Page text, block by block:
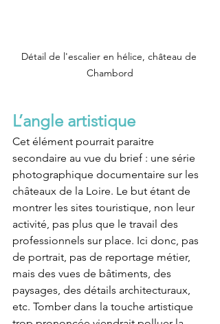
Détail de l'escalier en hélice, château de
Chambord
L’angle artistique
Cet élément pourrait paraitre
secondaire au vue du brief : une série
photographique documentaire sur les
châteaux de la Loire. Le but étant de
montrer les sites touristique, non leur
activité, pas plus que le travail des
professionnels sur place. Ici donc, pas
de portrait, pas de reportage métier,
mais des vues de bâtiments, des
paysages, des détails architecturaux,
etc. Tomber dans la touche artistique